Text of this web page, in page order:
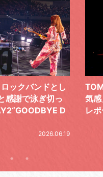
ックバンドとし
感謝で泳ぎ切っ
D
2026.06.19
気
レ